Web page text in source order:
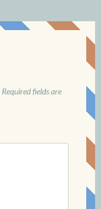
Required fields are